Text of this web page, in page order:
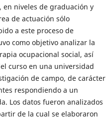
en niveles de graduación y
de actuación sólo
a este proceso de
como objetivo analizar la
ocupacional social, así
curso en una universidad
de campo, de carácter
respondiendo a un
Los datos fueron analizados
de la cual se elaboraron